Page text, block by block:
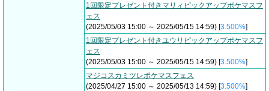
1回限定プレゼント付きマリィピックアップポケマスフ
ェス
(2025/05/03 15:00 ～ 2025/05/15 14:59) [3.500%]
1回限定プレゼント付きユウリピックアップポケマスフ
ェス
(2025/05/03 15:00 ～ 2025/05/15 14:59) [3.500%]
マジコスカミツレポケマスフェス
(2025/04/27 15:00 ～ 2025/05/13 14:59) [3.500%]